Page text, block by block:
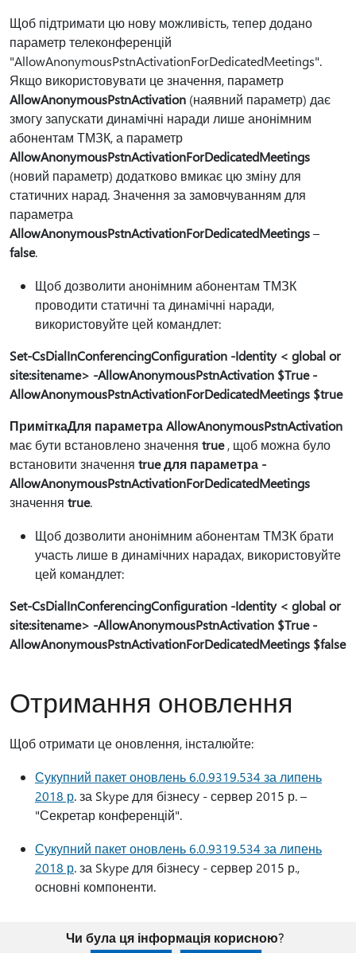
Щоб підтримати цю нову можливість, тепер додано
параметр телеконференцій
"AllowAnonymousPstnActivationForDedicatedMeetings".
Якщо використовувати це значення, параметр
AllowAnonymousPstnActivation (наявний параметр) дає
змогу запускати динамічні наради лише анонімним
абонентам ТМЗК, а параметр
AllowAnonymousPstnActivationForDedicatedMeetings
(новий параметр) додатково вмикає цю зміну для
статичних нарад. Значення за замовчуванням для
параметра
AllowAnonymousPstnActivationForDedicatedMeetings–
false.
Щоб дозволити анонімним абонентам ТМЗК
проводити статичні та динамічні наради,
використовуйте цей командлет:
Set-CsDialInConferencingConfiguration -Identity < global or
site:sitename> -AllowAnonymousPstnActivation $True -
AllowAnonymousPstnActivationForDedicatedMeetings $true
ПриміткаДля параметра AllowAnonymousPstnActivation
має бути встановлено значення true, щоб можна було
встановити значення true для параметра -
AllowAnonymousPstnActivationForDedicatedMeetings
значення true.
Щоб дозволити анонімним абонентам ТМЗК брати
участь лише в динамічних нарадах, використовуйте
цей командлет:
Set-CsDialInConferencingConfiguration -Identity < global or
site:sitename> -AllowAnonymousPstnActivation $True -
AllowAnonymousPstnActivationForDedicatedMeetings $false
Отримання оновлення
Щоб отримати це оновлення, інсталюйте:
Сукупний пакет оновлень 6.0.9319.534 за липень
2018 р. за Skype для бізнесу - сервер 2015 р. –
"Секретар конференцій".
Сукупний пакет оновлень 6.0.9319.534 за липень
2018 р. за Skype для бізнесу - сервер 2015 р.,
основні компоненти.
Чи була ця інформація корисною?